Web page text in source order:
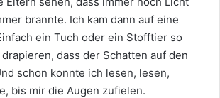
brannte. Ich kam dann auf eine
ein Tuch oder ein Stofftier so
dass der Schatten auf den
schon konnte ich lesen, lesen,
bis mir die Augen zufielen.